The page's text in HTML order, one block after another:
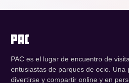
PAC es el lugar de encuentro de
entusiastas de parques de ocio. Una
divertirse y compartir online y en